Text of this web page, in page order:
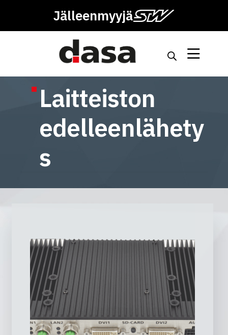
Jälleenmyyjä
Laitteiston
edelleenlähety
s